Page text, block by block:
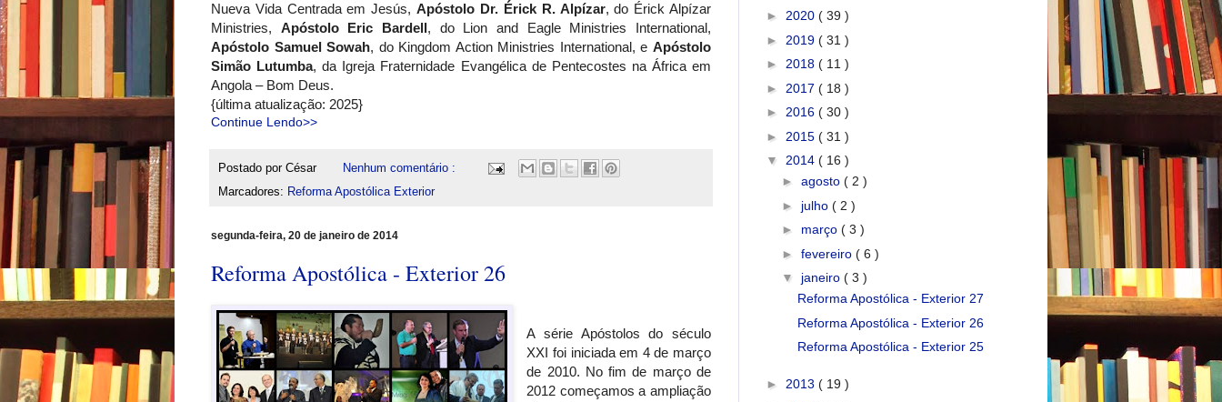
Nueva Vida Centrada em Jesús,Apóstolo Dr. Érick R. Alpízar, do Érick Alpízar
Ministries, Apóstolo Eric Bardell, do Lion and Eagle Ministries International,
Apóstolo Samuel Sowah, do Kingdom Action Ministries International, eApóstolo
Simão Lutumba, da Igreja Fraternidade Evangélica de Pentecostes na África em
Angola – Bom Deus.
{última atualização: 2025}
Continue Lendo>>
Postado por César
Nenhum comentário :
Marcadores: Reforma Apostólica Exterior
segunda-feira, 20 de janeiro de 2014
Reforma Apostólica - Exterior 26
A série Apóstolos do século
XXI foi iniciada em 4 de março
de 2010. No fim de março de
2012 começamos a ampliação
► 2020 ( 39 )
► 2019 ( 31 )
► 2018 ( 11 )
► 2017 ( 18 )
► 2016 ( 30 )
► 2015 ( 31 )
▼ 2014 ( 16 )
► agosto ( 2 )
► julho ( 2 )
► março ( 3 )
► fevereiro ( 6 )
▼ janeiro ( 3 )
Reforma Apostólica - Exterior 27
Reforma Apostólica - Exterior 26
Reforma Apostólica - Exterior 25
► 2013 ( 19 )